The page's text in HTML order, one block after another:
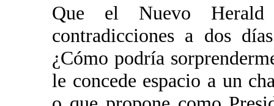
Que el Nuevo Herald
contradicciones a dos
¿Cómo podría
le concede espacio a un